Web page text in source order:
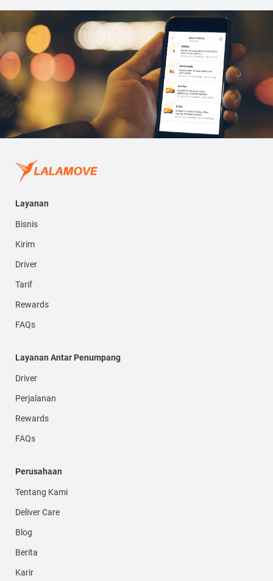
Layanan
Bisnis
Kirim
Driver
Tarif
Rewards
FAQs
Layanan Antar Penumpang
Driver
Perjalanan
Rewards
FAQs
Perusahaan
Tentang Kami
Deliver Care
Blog
Berita
Karir